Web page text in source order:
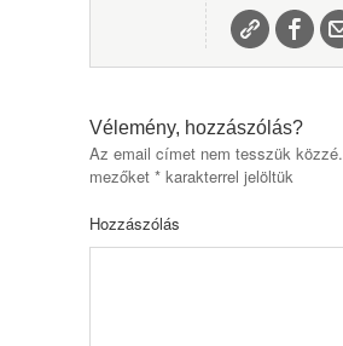
Vélemény, hozzászólás?
Az email címet nem tesszük közzé.
mezőket * karakterrel jelöltük
Hozzászólás